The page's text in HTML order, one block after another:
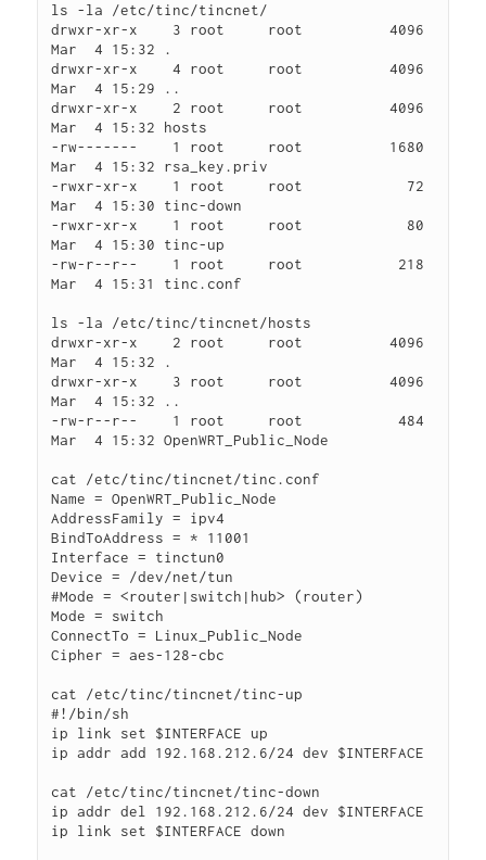
ls -la /etc/tinc/tincnet/
drwxr-xr-x    3 root     root          4096
Mar  4 15:32 .
drwxr-xr-x    4 root     root          4096
Mar  4 15:29 ..
drwxr-xr-x    2 root     root          4096
Mar  4 15:32 hosts
-rw-------    1 root     root          1680
Mar  4 15:32 rsa_key.priv
-rwxr-xr-x    1 root     root            72
Mar  4 15:30 tinc-down
-rwxr-xr-x    1 root     root            80
Mar  4 15:30 tinc-up
-rw-r--r--    1 root     root           218
Mar  4 15:31 tinc.conf
ls -la /etc/tinc/tincnet/hosts
drwxr-xr-x    2 root     root          4096
Mar  4 15:32 .
drwxr-xr-x    3 root     root          4096
Mar  4 15:32 ..
-rw-r--r--    1 root     root           484
Mar  4 15:32 OpenWRT_Public_Node
cat /etc/tinc/tincnet/tinc.conf
Name = OpenWRT_Public_Node
AddressFamily = ipv4
BindToAddress = * 11001
Interface = tinctun0
Device = /dev/net/tun
#Mode = <router|switch|hub> (router)
Mode = switch
ConnectTo = Linux_Public_Node
Cipher = aes-128-cbc
cat /etc/tinc/tincnet/tinc-up
#!/bin/sh
ip link set $INTERFACE up
ip addr add 192.168.212.6/24 dev $INTERFACE
cat /etc/tinc/tincnet/tinc-down
ip addr del 192.168.212.6/24 dev $INTERFACE
ip link set $INTERFACE down